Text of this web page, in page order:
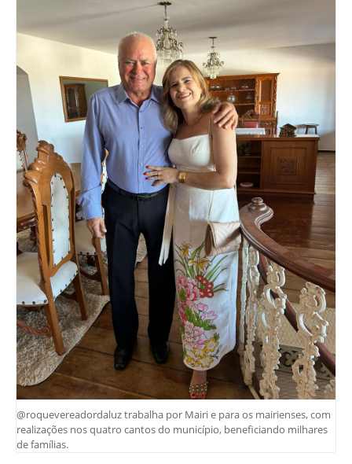
@roquevereadordaluz trabalha por Mairi e para os mairienses, com
realizações nos quatro cantos do município, beneficiando milhares
de famílias.